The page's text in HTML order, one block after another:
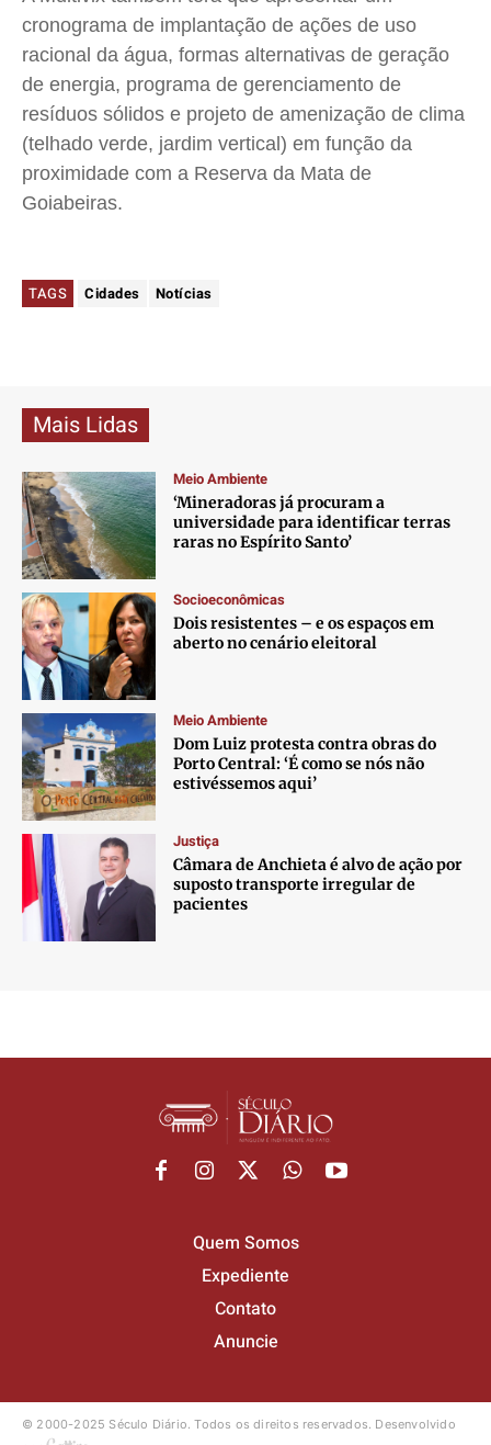
cronograma de implantação de ações de uso
racional da água, formas alternativas de geração
de energia, programa de gerenciamento de
resíduos sólidos e projeto de amenização de clima
(telhado verde, jardim vertical) em função da
proximidade com a Reserva da Mata de
Goiabeiras.
TAGS Cidades Notícias
Mais Lidas
Meio Ambiente
‘Mineradoras já procuram a
universidade para identificar terras
raras no Espírito Santo’
Socioeconômicas
Dois resistentes – e os espaços em
aberto no cenário eleitoral
Meio Ambiente
Dom Luiz protesta contra obras do
Porto Central: ‘É como se nós não
estivéssemos aqui’
Justiça
Câmara de Anchieta é alvo de ação por
suposto transporte irregular de
pacientes
Quem Somos
Expediente
Contato
Anuncie
© 2000-2025 Século Diário.Todos os direitos reservados. Desenvolvido